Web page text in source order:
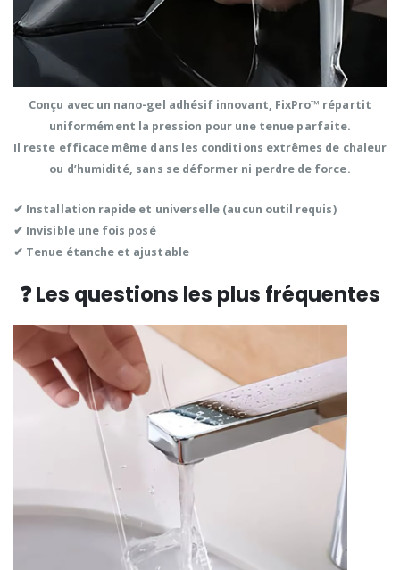
Conçu avec un nano-gel adhésif innovant, FixPro™ répartit
uniformément la pression pour une tenue parfaite.
Il reste efficace même dans les conditions extrêmes de chaleur
ou d’humidité, sans se déformer ni perdre de force.
✔ Installation rapide et universelle (aucun outil requis)
✔ Invisibleune fois posé
✔ Tenue étancheet ajustable
❓ Les questions les plus fréquentes